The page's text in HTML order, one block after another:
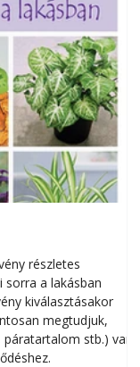
részletes
sorra a lakásban
kiválasztásakor
megtudjuk,
stb.) van